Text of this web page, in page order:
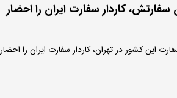
سفارتش، کاردار سفارت ایران را احضار
این کشور در تهران، کاردار سفارت ایران را احضار